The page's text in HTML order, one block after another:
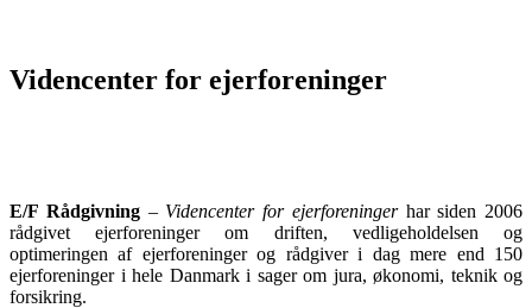
Videncenter for ejerforeninger
E/F Rådgivning– Videncenter for ejerforeninger har siden 2006
rådgivet ejerforeninger om driften, vedligeholdelsen og
optimeringen af ejerforeninger og rådgiver i dag mere end 150
ejerforeninger i hele Danmark i sager om jura, økonomi, teknik og
forsikring.